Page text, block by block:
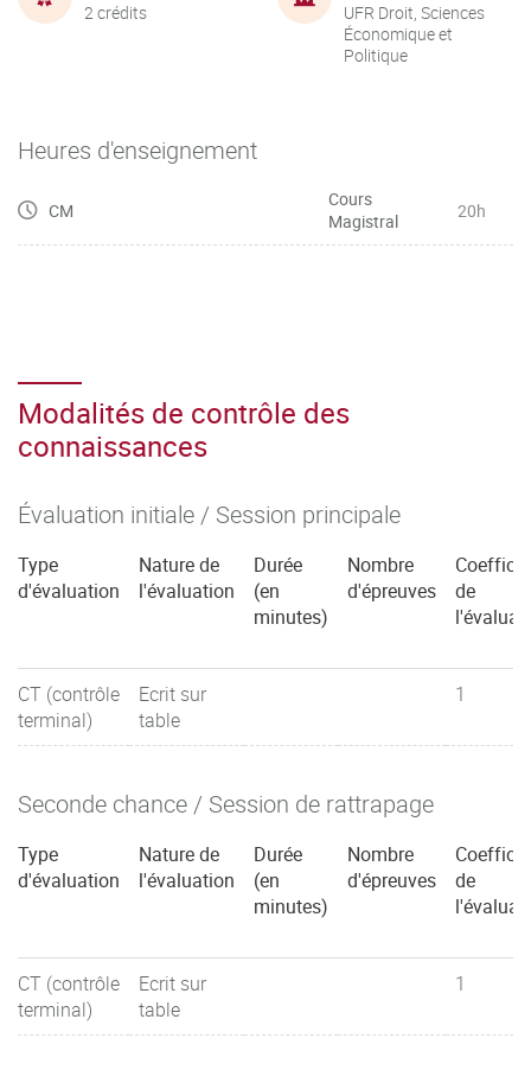
2 crédits
UFR Droit, Sciences
Économique et
Politique
Heures d'enseignement
CM
Cours
Magistral
20h
Modalités de contrôle des
connaissances
Évaluation initiale / Session principale
Type
d'évaluation
Nature de
l'évaluation
Durée
(en
minutes)
Nombre
d'épreuves
de
CT (contrôle
terminal)
Ecrit sur
table
1
Seconde chance / Session de rattrapage
Type
d'évaluation
Nature de
l'évaluation
Durée
(en
minutes)
Nombre
d'épreuves
de
CT (contrôle
terminal)
Ecrit sur
table
1